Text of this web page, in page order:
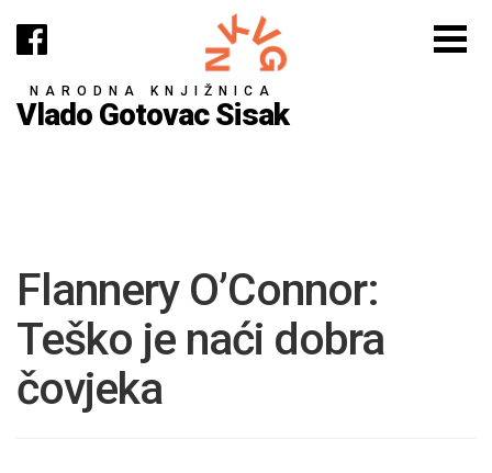
NARODNA KNJIŽNICA
Vlado Gotovac Sisak
Flannery O’Connor:
Teško je naći dobra
čovjeka